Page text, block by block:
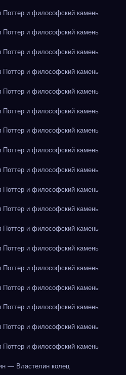
и философский камень
и философский камень
и философский камень
и философский камень
и философский камень
и философский камень
и философский камень
и философский камень
и философский камень
и философский камень
и философский камень
и философский камень
и философский камень
и философский камень
и философский камень
и философский камень
и философский камень
и философский камень
— Властелин колец